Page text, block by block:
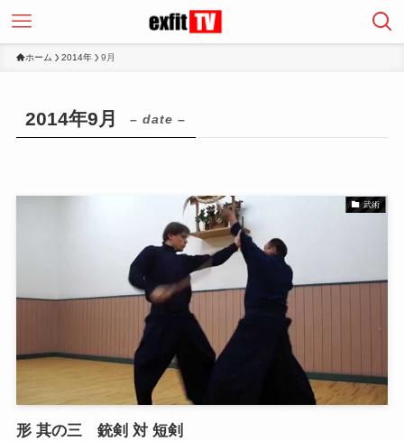
ホーム 2014年 9月
2014年9月 – date –
武術
形 其の三 銃剣 対 短剣